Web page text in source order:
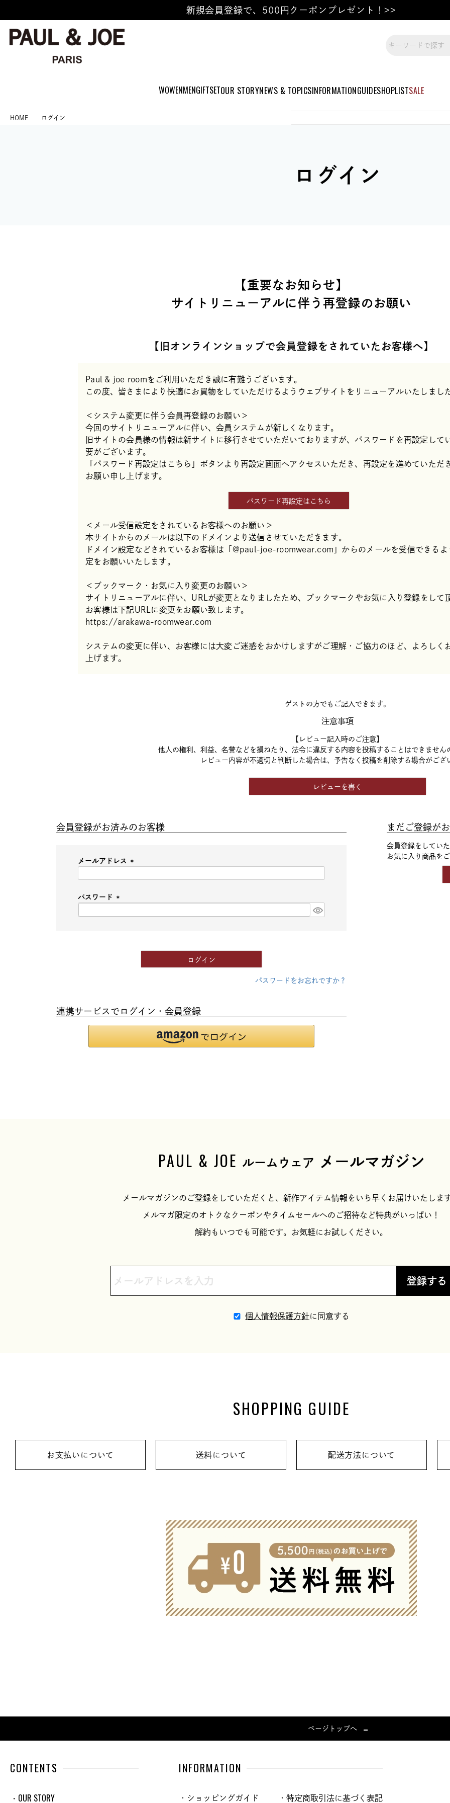
WOWENMENGIFTSETOUR STORYNEWS & TOPICSINFORMATIONGUIDESHOPLISTSALE
新規会員登録で、500円クーポンプレゼント！>>
HOME ログイン
ログイン
【重要なお知らせ】
サイトリニューアルに伴う 再登録のお願い
【旧オンラインショップで会員登録をされていたお客様へ】
Paul & joe roomをご利用いただき誠に有難うございます。
この度、皆さまにより快適にお買物をしていただけるようウェブサイトをリニューアルいたしまし
＜システム変更に伴う会員再登録のお願い＞
今回のサイトリニューアルに伴い、会員システムが新しくなります。
旧サイトの会員様の情報は新サイトに移行させていただいておりますが、パスワードを再設定して
要がございます。
「パスワード再設定はこちら」ボタンより再設定画面へアクセスいただき、再設定を進めていただ
お願い申し上げます。
パスワード再設定はこちら
＜メール受信設定をされているお客様へのお願い＞
本サイトからのメールは以下のドメインより送信させていただきます。
ドメイン設定などされているお客様は「@paul-joe-roomwear.com」からのメールを受信できるよ
定をお願いいたします。
＜ブックマーク・お気に入り変更のお願い＞
サイトリニューアルに伴い、URLが変更となりましたため、ブックマークやお気に入り登録をして
お客様は下記URLに変更をお願い致します。
https://arakawa-roomwear.com
システムの変更に伴い、お客様には大変ご迷惑をおかけしますがご理解・ご協力のほど、よろしく
上げます。
ゲストの方でもご記入できます。
注意事項
【レビュー記入時のご注意】
他人の権利、利益、名誉などを損ねたり、法令に違反する内容を投稿することはできません
レビュー内容が不適切と判断した場合は、予告なく投稿を削除する場合がござ
レビューを書く
会員登録がお済みのお客様
メールアドレス
パスワード
ログイン
パスワードをお忘れですか？
連携サービスでログイン・会員登録
まだご登録が
会員登録をしてい
お気に入り商品を
PAUL & JOE ルームウェア メールマガジン
メールマガジンのご登録をしていただくと、新作アイテム情報をいち早くお届けいたしま
メルマガ限定のオトクなクーポンやタイムセールへのご招待など特典がいっぱい！
解約もいつでも可能です。お気軽にお試しください。
登録する
個人情報保護方針に同意する
SHOPPING GUIDE
お支払いについて 送料について 配送方法について
ページトップへ
CONTENTS
・OUR STORY
INFORMATION
・ショッピングガイド ・特定商取引法に基づく表記